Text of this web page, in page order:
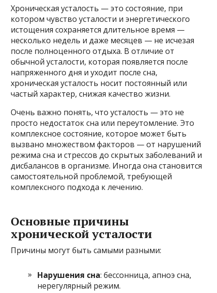
Хроническая усталость — это состояние, при
котором чувство усталости и энергетического
истощения сохраняется длительное время —
несколько недель и даже месяцев — не исчезая
после полноценного отдыха. В отличие от
обычной усталости, которая появляется после
напряженного дня и уходит после сна,
хроническая усталость носит постоянный или
частый характер, снижая качество жизни.
Очень важно понять, что усталость — это не
просто недостаток сна или переутомление. Это
комплексное состояние, которое может быть
вызвано множеством факторов — от нарушений
режима сна и стрессов до скрытых заболеваний и
дисбалансов в организме. Иногда она становится
самостоятельной проблемой, требующей
комплексного подхода к лечению.
Основные причины
хронической усталости
Причины могут быть самыми разными:
Нарушения сна: бессонница, апноэ сна,
нерегулярный режим.